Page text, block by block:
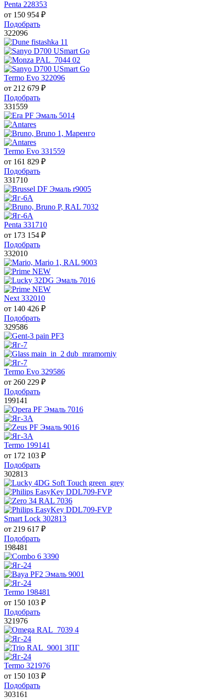
Penta 228353
от 150 954 ₽
Подобрать
322096
Termo Evo 322096
от 212 679 ₽
Подобрать
331559
Termo Evo 331559
от 161 829 ₽
Подобрать
331710
Penta 331710
от 173 154 ₽
Подобрать
332010
Next 332010
от 140 426 ₽
Подобрать
329586
Termo Evo 329586
от 260 229 ₽
Подобрать
199141
Termo 199141
от 172 103 ₽
Подобрать
302813
Smart Lock 302813
от 219 617 ₽
Подобрать
198481
Termo 198481
от 150 103 ₽
Подобрать
321976
Termo 321976
от 150 103 ₽
Подобрать
303161